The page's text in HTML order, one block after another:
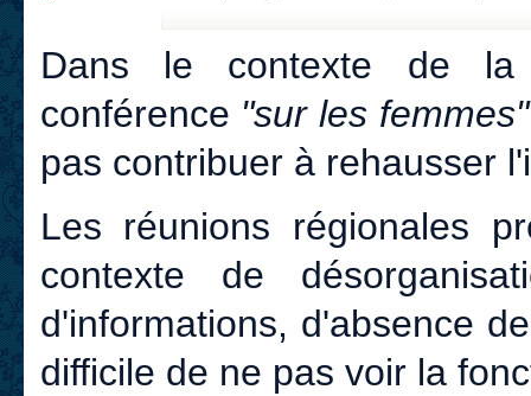
Dans le contexte de la
conférence "sur les
pas contribuer à rehausser
Les réunions régionales
contexte de
d'informations, d'absence
difficile de ne pas voir la